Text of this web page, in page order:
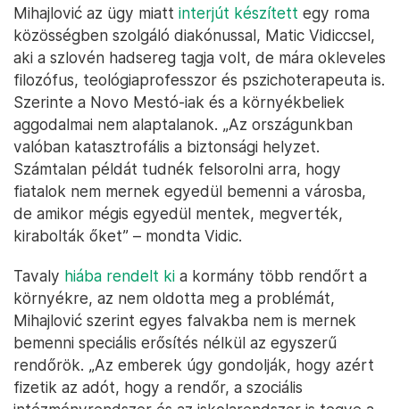
Mihajlović az ügy miatt interjút készített egy roma
közösségben szolgáló diakónussal, Matic Vidiccsel,
aki a szlovén hadsereg tagja volt, de mára okleveles
filozófus, teológiaprofesszor és pszichoterapeuta is.
Szerinte a Novo Mestó-iak és a környékbeliek
aggodalmai nem alaptalanok. „Az országunkban
valóban katasztrofális a biztonsági helyzet.
Számtalan példát tudnék felsorolni arra, hogy
fiatalok nem mernek egyedül bemenni a városba,
de amikor mégis egyedül mentek, megverték,
kirabolták őket” – mondta Vidic.
Tavaly hiába rendelt ki a kormány több rendőrt a
környékre, az nem oldotta meg a problémát,
Mihajlović szerint egyes falvakba nem is mernek
bemenni speciális erősítés nélkül az egyszerű
rendőrök. „Az emberek úgy gondolják, hogy azért
fizetik az adót, hogy a rendőr, a szociális